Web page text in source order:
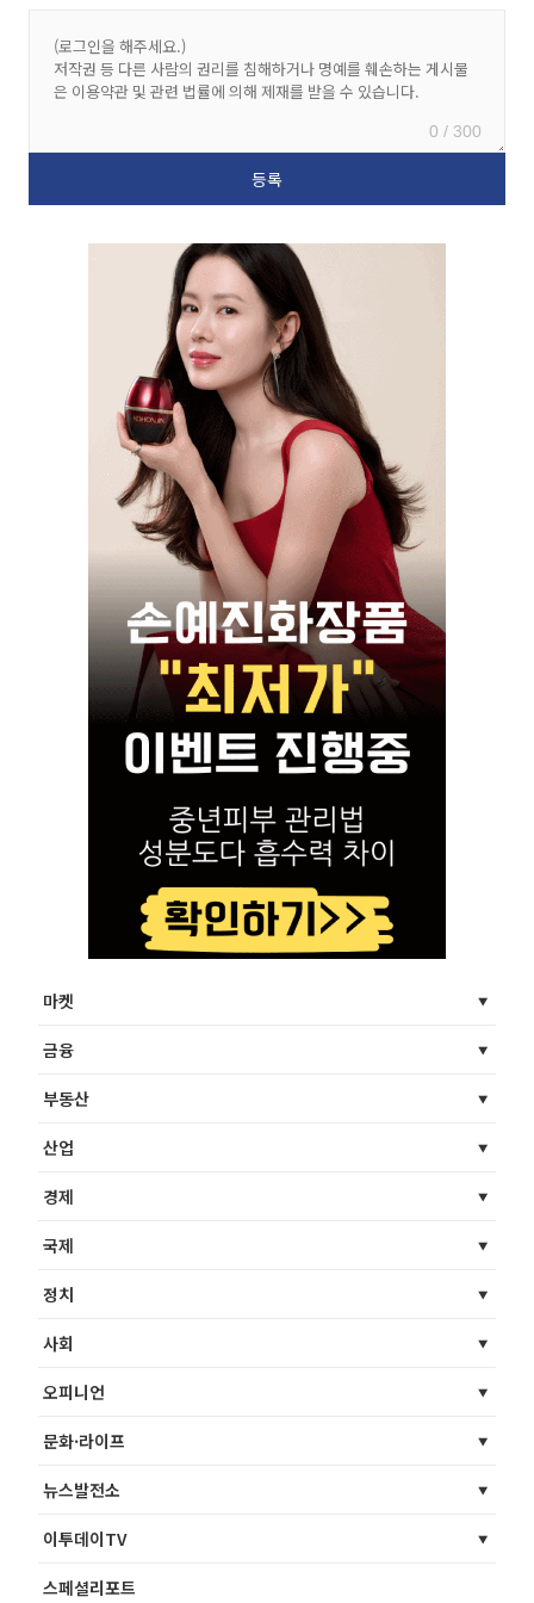
0 / 300
마켓
금융
부동산
산업
경제
국제
정치
사회
오피니언
문화·라이프
뉴스발전소
이투데이TV
스페셜리포트